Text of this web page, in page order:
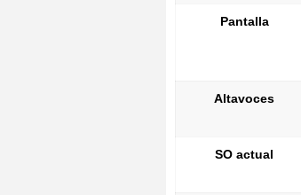
Pantalla
Altavoces
SO actual